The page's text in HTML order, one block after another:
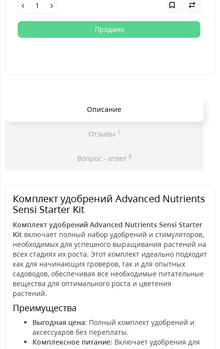
Продано
Описание
Отзывы 1
Вопрос - ответ 0
Комплект удобрений Advanced Nutrients
Sensi Starter Kit
Комплект удобрений Advanced Nutrients Sensi Starter
Kit включает полный набор удобрений и стимуляторов,
необходимых для успешного выращивания растений на
всех стадиях их роста. Этот комплект идеально подходит
как для начинающих гроверов, так и для опытных
садоводов, обеспечивая все необходимые питательные
вещества для оптимального роста и цветения
растений.
Преимущества
Выгодная цена: Полный комплект удобрений и
аксессуаров без переплаты.
Комплексное питание: Включает удобрения для